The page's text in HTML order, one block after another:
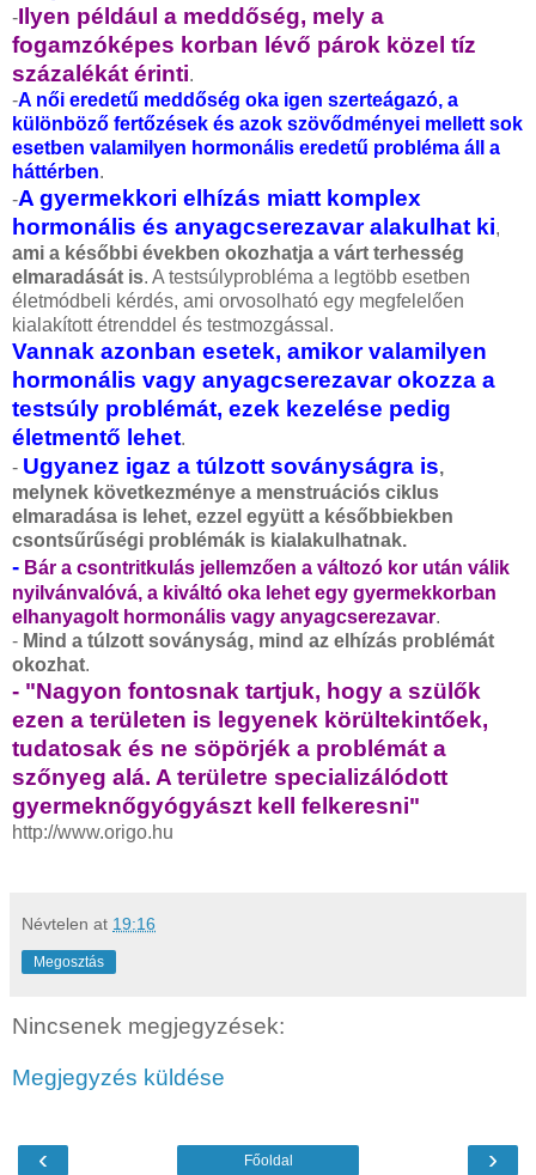
-Ilyen például a meddőség, mely a
fogamzóképes korban lévő párok közel tíz
százalékát érinti.
-A női eredetű meddőség oka igen szerteágazó, a
különböző fertőzések és azok szövődményei mellett sok
esetben valamilyen hormonális eredetű probléma áll a
háttérben.
-A gyermekkori elhízás miatt komplex
hormonális és anyagcserezavar alakulhat ki,
ami a későbbi években okozhatja a várt terhesség
elmaradását is. A testsúlyprobléma a legtöbb esetben
életmódbeli kérdés, ami orvosolható egy megfelelően
kialakított étrenddel és testmozgással.
Vannak azonban esetek, amikor valamilyen
hormonális vagy anyagcserezavar okozza a
testsúly problémát, ezek kezelése pedig
életmentő lehet.
- Ugyanez igaz a túlzott soványságra is,
melynek következménye a menstruációs ciklus
elmaradása is lehet, ezzel együtt a későbbiekben
csontsűrűségi problémák is kialakulhatnak.
- Bár a csontritkulás jellemzően a változó kor után válik
nyilvánvalóvá, a kiváltó oka lehet egy gyermekkorban
elhanyagolt hormonális vagy anyagcserezavar.
- Mind a túlzott soványság, mind az elhízás problémát
okozhat.
- "Nagyon fontosnak tartjuk, hogy a szülők
ezen a területen is legyenek körültekintőek,
tudatosak és ne söpörjék a problémát a
szőnyeg alá. A területre specializálódott
gyermeknőgyógyászt kell felkeresni"
http://www.origo.hu
Névtelen at 19:16
Megosztás
Nincsenek megjegyzések:
Megjegyzés küldése
‹ ›
Főoldal